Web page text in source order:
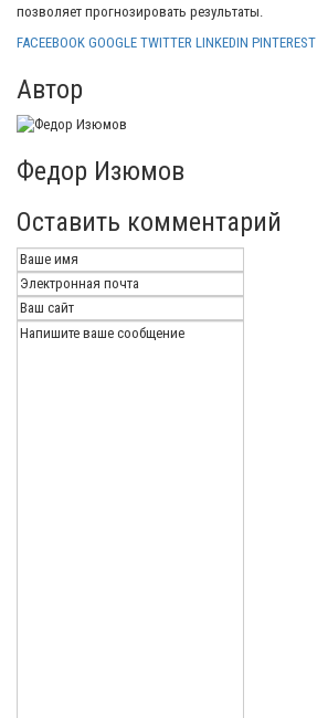
позволяет прогнозировать результаты.
FACEEBOOK GOOGLE TWITTER LINKEDIN PINTEREST
Автор
Федор Изюмов
Оставить комментарий